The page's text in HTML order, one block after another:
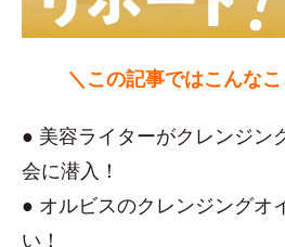
＼この記事ではこんな
● 美容ライターがクレンジン
会に潜入！
● オルビスのクレンジングオ
い！